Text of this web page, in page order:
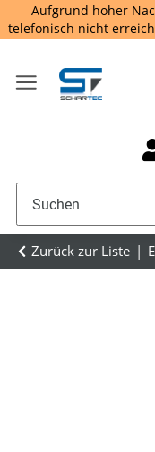
Aufgrund hoher
telefonisch nicht
Zurück zur Liste